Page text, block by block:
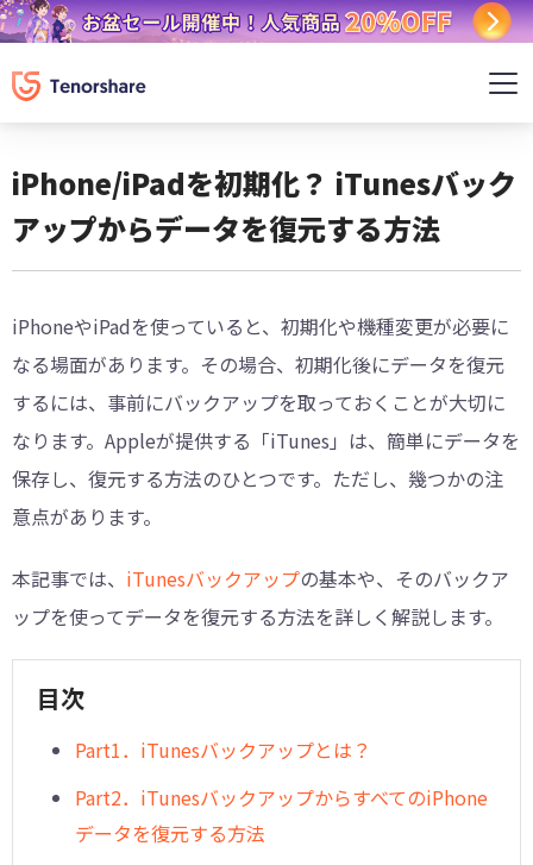
iPhone/iPadを初期化？ iTunesバック
アップからデータを復元する方法
iPhoneやiPadを使っていると、初期化や機種変更が必要に
なる場面があります。その場合、初期化後にデータを復元
するには、事前にバックアップを取っておくことが大切に
なります。Appleが提供する「iTunes」は、簡単にデータを
保存し、復元する方法のひとつです。ただし、幾つかの注
意点があります。
本記事では、 iTunesバックアップの基本や、そのバックア
ップを使ってデータを復元する方法を詳しく解説します。
目次
︎Part1．iTunesバックアップとは？
Part2．iTunesバックアップからすべてのiPhone
データを復元する方法